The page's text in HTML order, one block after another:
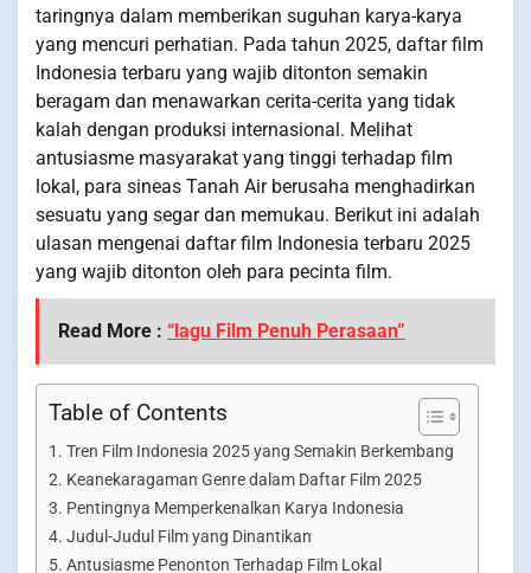
taringnya dalam memberikan suguhan karya-karya
yang mencuri perhatian. Pada tahun 2025, daftar film
Indonesia terbaru yang wajib ditonton semakin
beragam dan menawarkan cerita-cerita yang tidak
kalah dengan produksi internasional. Melihat
antusiasme masyarakat yang tinggi terhadap film
lokal, para sineas Tanah Air berusaha menghadirkan
sesuatu yang segar dan memukau. Berikut ini adalah
ulasan mengenai daftar film Indonesia terbaru 2025
yang wajib ditonton oleh para pecinta film.
Read More : “lagu Film Penuh Perasaan”
Table of Contents
Tren Film Indonesia 2025 yang Semakin Berkembang
Keanekaragaman Genre dalam Daftar Film 2025
Pentingnya Memperkenalkan Karya Indonesia
Judul-Judul Film yang Dinantikan
Antusiasme Penonton Terhadap Film Lokal